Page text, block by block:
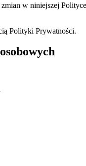
w niniejszej
Polityki Prywatności.